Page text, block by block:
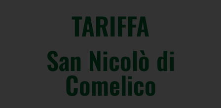
TARIFFA
San Nicolò di
Comelico